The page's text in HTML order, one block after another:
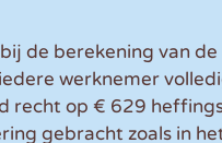
de berekening van
werknemer
recht op € 629
gebracht zoals in